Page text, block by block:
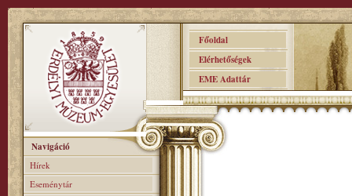
Főoldal
Elérhetőségek
EME Adattár
Navigáció
Hírek
Eseménytár